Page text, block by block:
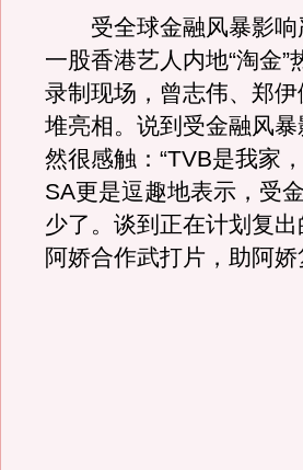
受全球金融风暴影响
一股香港艺人内地“淘金
录制现场，曾志伟、郑
堆亮相。说到受金融风
然很感触：“TVB是我家
SA更是逗趣地表示，受
少了。谈到正在计划复
阿娇合作武打片，助阿娇